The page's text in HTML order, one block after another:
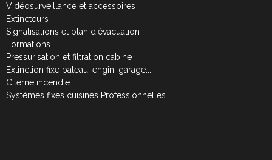
Vidéosurveillance et accessoires
Extincteurs
Signalisations et plan d'évacuation
Formations
Pressurisation et filtration cabine
Extinction fixe bateau, engin, garage...
Citerne incendie
Systèmes fixes cuisines Professionnelles